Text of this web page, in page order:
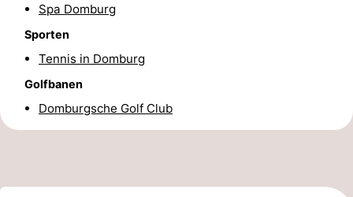
drinken
Ringrijden
Mondriaan
Toorop
Evenementen
Forum
Spa Domburg
Sporten
Tennis in Domburg
Golfbanen
Domburgsche Golf Club